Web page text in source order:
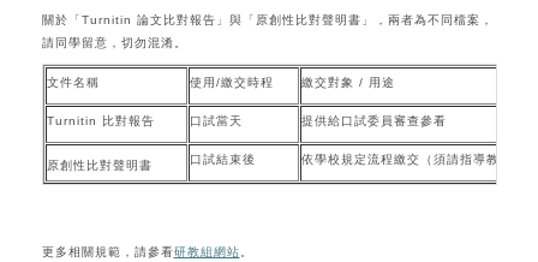
關於「Turnitin 論文比對報告」與「原創性比對聲明書」，兩者為不同檔案，
請同學留意，切勿混淆。
文件名稱 使用/繳交時程 繳交對象 / 用途
Turnitin 比對報告 口試當天 提供給口試委員審查參看
原創性比對聲明書 口試結束後 依學校規定流程繳交 （須請指導教授簽
更多相關規範，請參看研教組網站